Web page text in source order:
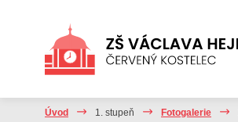
Úvod 1. stupeň Fotogalerie